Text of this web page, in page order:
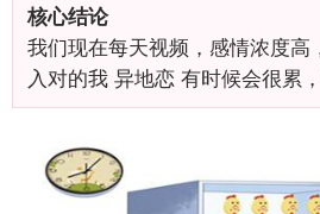
核心结论
我们现在每天视频，感情浓度高
入对的我 异地恋 有时候会很累